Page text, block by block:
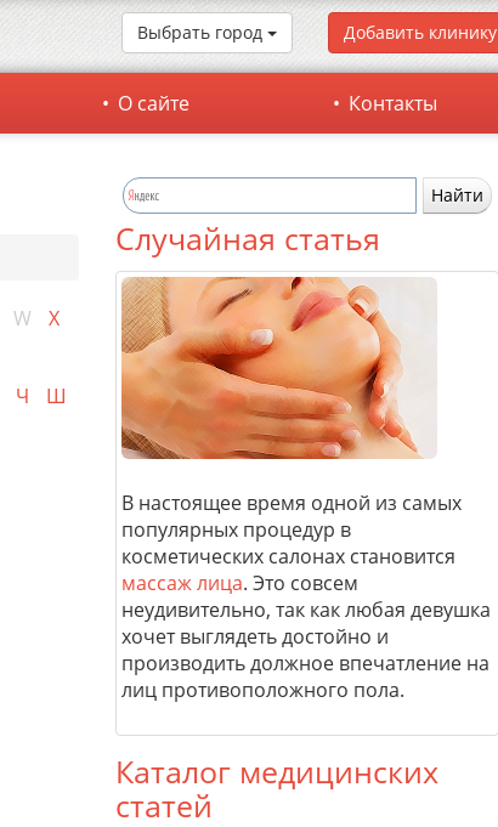
W
X
Ч
Ш
Случайная статья
В настоящее время одной из самых
популярных процедур в
косметических салонах становится
массаж лица. Это совсем
неудивительно, так как любая девушка
хочет выглядеть достойно и
производить должное впечатление на
лиц противоположного пола.
Каталог медицинских
статей
Выбрать город Добавить клинику
О сайте Контакты